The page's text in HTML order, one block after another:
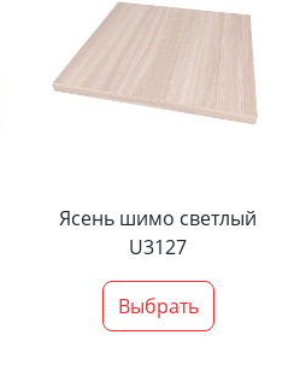
Ясень шимо светлый
U3127
Выбрать